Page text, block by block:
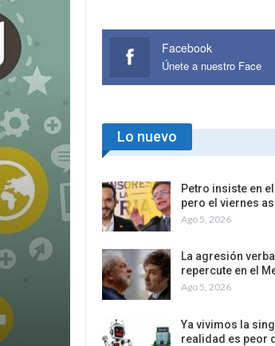
Facebook
Únete a nuestro Face
Lo nuevo
Petro insiste en
pero el viernes
Ago 5, 2026
La agresión
repercute en el
Ago 5, 2026
Ya vivimos la
realidad es peor